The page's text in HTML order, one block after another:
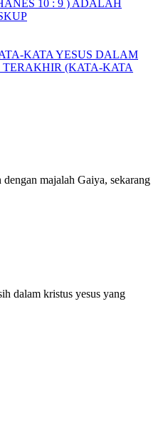
10 : 9 ) ADALAH
KATA YESUS DALAM
(KATA-KATA
majalah Gaiya, sekarang
dalam kristus yesus yang